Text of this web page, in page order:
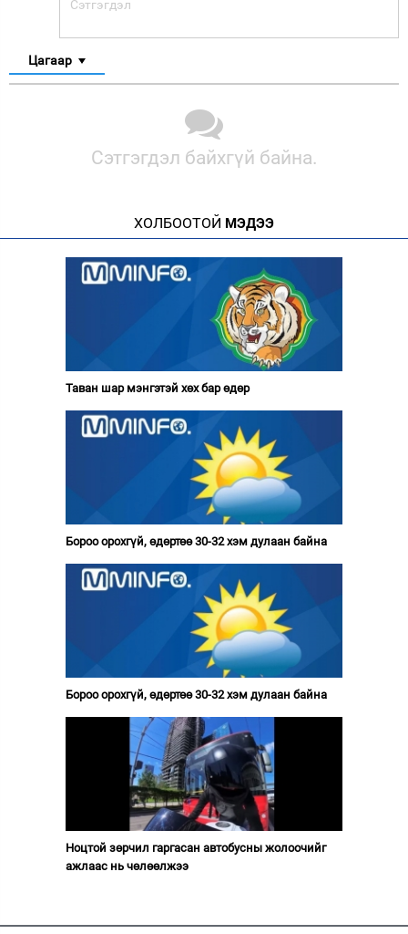
Цагаар
Сэтгэгдэл байхгүй байна.
ХОЛБООТОЙ МЭДЭЭ
Таван шар мэнгэтэй хөх бар өдөр
Бороо орохгүй, өдөртөө 30-32 хэм дулаан байна
Бороо орохгүй, өдөртөө 30-32 хэм дулаан байна
Ноцтой зөрчил гаргасан автобусны жолоочийг
ажлаас нь чөлөөлжээ